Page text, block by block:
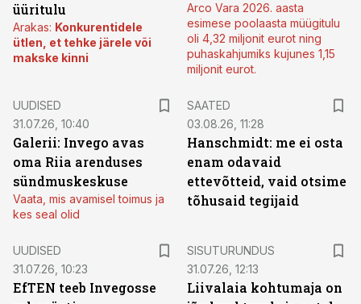
üüritulu
Arakas: Konkurentidele
ütlen, et tehke järele või
makske kinni
Arco Vara 2026. aasta
esimese poolaasta müügitulu
oli 4,32 miljonit eurot ning
puhaskahjumiks kujunes 1,15
miljonit eurot.
UUDISED
31.07.26, 10:40
Galerii: Invego avas
oma Riia arenduses
sündmuskeskuse
Vaata, mis avamisel toimus ja
kes seal olid
SAATED
03.08.26, 11:28
Hanschmidt: me ei osta
enam odavaid
ettevõtteid, vaid otsime
tõhusaid tegijaid
UUDISED
31.07.26, 10:23
EfTEN teeb Invegosse
SISUTURUNDUS
31.07.26, 12:13
Liivalaia kohtumaja on